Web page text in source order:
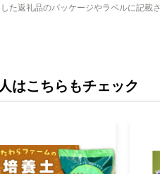
た返礼品のパッケージやラベルに記載
はこちらもチェック